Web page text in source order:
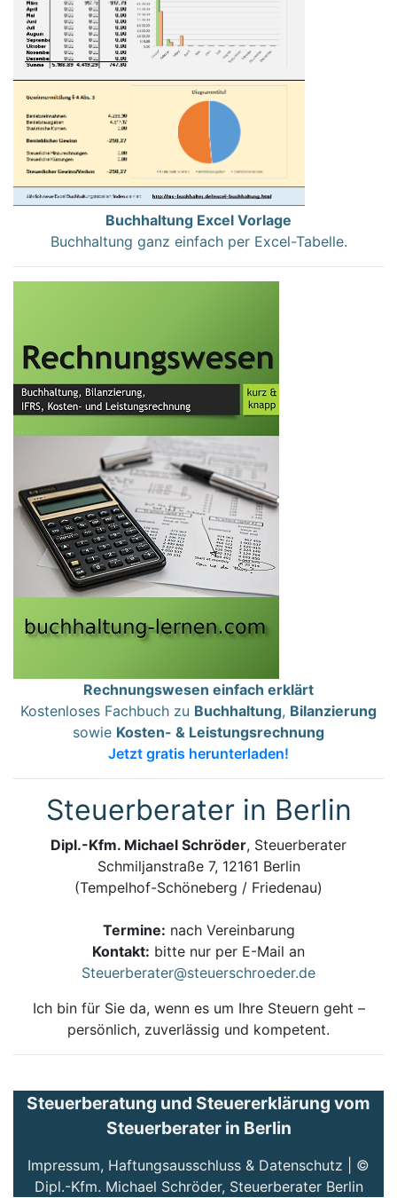
Buchhaltung Excel Vorlage
Buchhaltung ganz einfach per Excel-Tabelle.
Rechnungswesen einfach erklärt
Kostenloses Fachbuch zu Buchhaltung, Bilanzierung
sowie Kosten- & Leistungsrechnung
Jetzt gratis herunterladen!
Steuerberater in Berlin
Dipl.-Kfm. Michael Schröder, Steuerberater
Schmiljanstraße 7, 12161 Berlin
(Tempelhof-Schöneberg / Friedenau)
Termine: nach Vereinbarung
Kontakt: bitte nur per E-Mail an
Steuerberater@steuerschroeder.de
Ich bin für Sie da, wenn es um Ihre Steuern geht –
persönlich, zuverlässig und kompetent.
Steuerberatung und Steuererklärung vom
Steuerberater in Berlin
Impressum, Haftungsausschluss & Datenschutz | ©
Dipl.-Kfm. Michael Schröder, Steuerberater Berlin